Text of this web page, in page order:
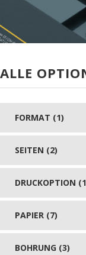
ALLE
FORMAT (1)
SEITEN (2)
DRUCKOPTION
PAPIER (7)
BOHRUNG (3)